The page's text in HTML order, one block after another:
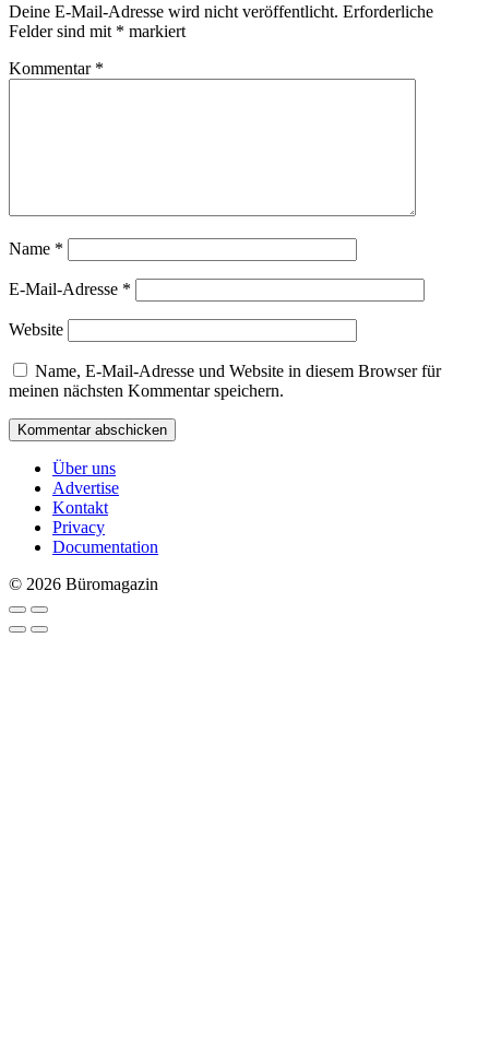
Deine E-Mail-Adresse wird nicht veröffentlicht. Erforderliche
Felder sind mit * markiert
Kommentar *
Name *
E-Mail-Adresse *
Website
Name, E-Mail-Adresse und Website in diesem Browser für
meinen nächsten Kommentar speichern.
Über uns
Advertise
Kontakt
Privacy
Documentation
© 2026 Büromagazin